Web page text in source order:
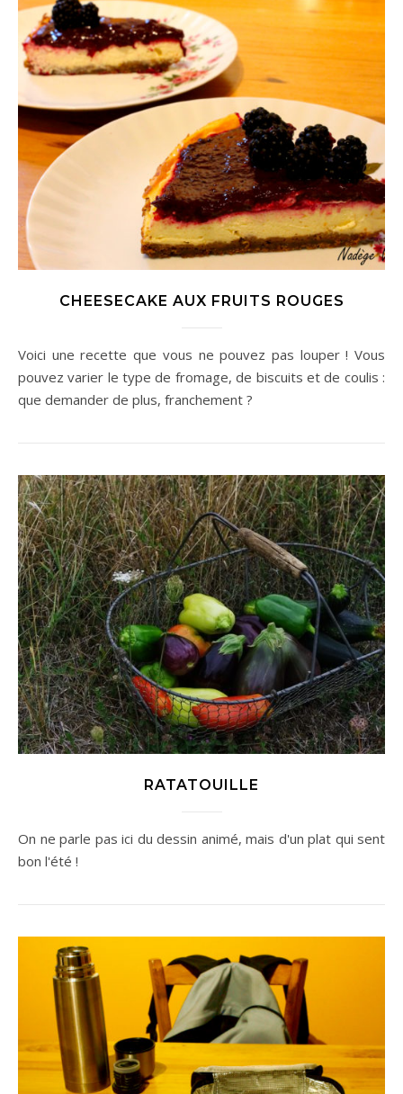
CHEESECAKE AUX FRUITS ROUGES
Voici une recette que vous ne pouvez pas louper ! Vous
pouvez varier le type de fromage, de biscuits et de coulis :
que demander de plus, franchement ?
RATATOUILLE
On ne parle pas ici du dessin animé, mais d'un plat qui sent
bon l'été !